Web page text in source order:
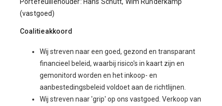
(vastgoed)
Coalitieakkoord
Wij streven naar een goed, gezond en transparant
financieel beleid, waarbij risico's in kaart zijn en
gemonitord worden en het inkoop- en
aanbestedingsbeleid voldoet aan de richtlijnen.
Wij streven naar 'grip' op ons vastgoed. Verkoop van